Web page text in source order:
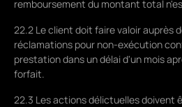
remboursement du montant total
22.2 Le client doit faire valoir auprès
réclamations pour non-exécution
prestation dans un délai d'un mois
forfait.
22.3 Les actions délictuelles doivent